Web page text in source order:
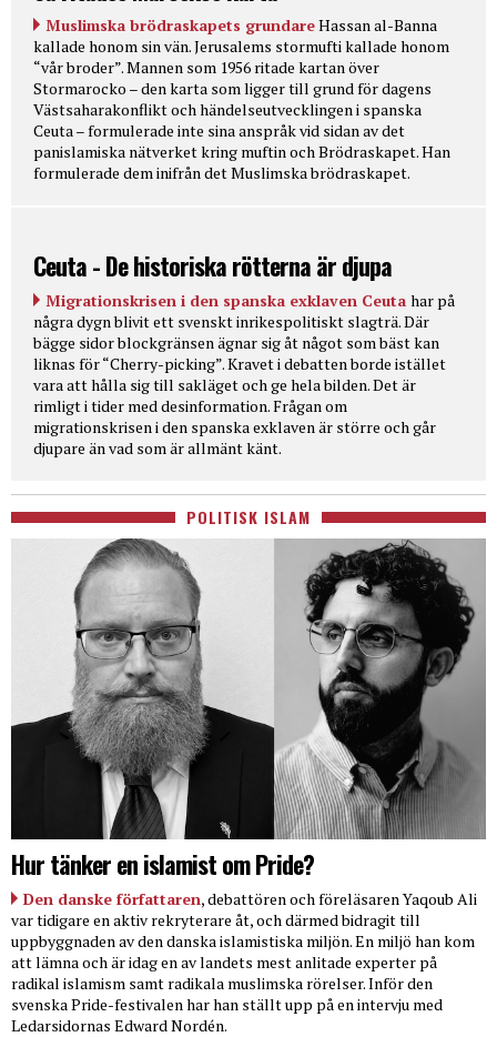
Muslimska brödraskapets grundareHassan al-Banna
kallade honom sin vän. Jerusalems stormufti kallade honom
“vår broder”. Mannen som 1956 ritade kartan över
Stormarocko – den karta som ligger till grund för dagens
Västsaharakonflikt och händelseutvecklingen i spanska
Ceuta – formulerade inte sina anspråk vid sidan av det
panislamiska nätverket kring muftin och Brödraskapet. Han
formulerade dem inifrån det Muslimska brödraskapet.
Ceuta - De historiska rötterna är djupa
Migrationskrisen i den spanska exklaven Ceuta har på
några dygn blivit ett svenskt inrikespolitiskt slagträ. Där
bägge sidor blockgränsen ägnar sig åt något som bäst kan
liknas för “Cherry-picking”. Kravet i debatten borde istället
vara att hålla sig till sakläget och ge hela bilden. Det är
rimligt i tider med desinformation. Frågan om
migrationskrisen i den spanska exklaven är större och går
djupare än vad som är allmänt känt.
POLITISK ISLAM
Hur tänker en islamist om Pride?
Den danske författaren, debattören och föreläsaren Yaqoub Ali
var tidigare en aktiv rekryterare åt, och därmed bidragit till
uppbyggnaden av den danska islamistiska miljön. En miljö han kom
att lämna och är idag en av landets mest anlitade experter på
radikal islamism samt radikala muslimska rörelser. Inför den
svenska Pride-festivalen har han ställt upp på en intervju med
Ledarsidornas Edward Nordén.